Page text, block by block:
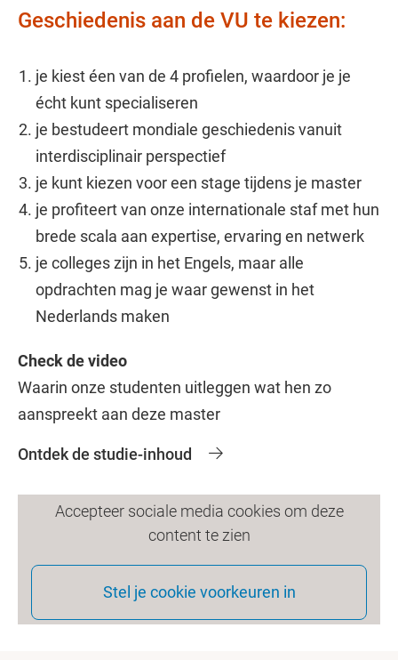
Geschiedenis aan de VU te kiezen:
je kiest éen van de 4 profielen, waardoor je je
écht kunt specialiseren
je bestudeert mondiale geschiedenis vanuit
interdisciplinair perspectief
je kunt kiezen voor een stage tijdens je master
je profiteert van onze internationale staf met hun
brede scala aan expertise, ervaring en netwerk
je colleges zijn in het Engels, maar alle
opdrachten mag je waar gewenst in het
Nederlands maken
Check de video
Waarin onze studenten uitleggen wat hen zo
aanspreekt aan deze master
Ontdek de studie-inhoud
Accepteer sociale media cookies om deze
content te zien
Stel je cookie voorkeuren in